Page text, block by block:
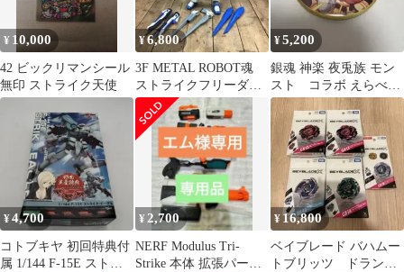
¥ 10,000
42 ビックリマンシール
無印 ストライク天使
¥6,800
3F METAL ROBOT魂
ストライクフリーダム
ガンダム プラモデル
¥5,200
銀魂 神楽 夜兎族 モン
スト コラボ えらべる
缶バッジ Xモンスター
ストライク
¥4,700
コトブキヤ 初回特典付
属 1/144 F-15E ストラ
¥ 2,700
NERF Modulus Tri-
Strike 本体 拡張パーツ
¥16,800
ベイブレード バハムー
トブリッツ ドランス